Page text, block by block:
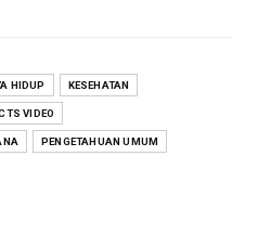
HIDUP KESEHATAN
VIDEO
PENGETAHUAN UMUM